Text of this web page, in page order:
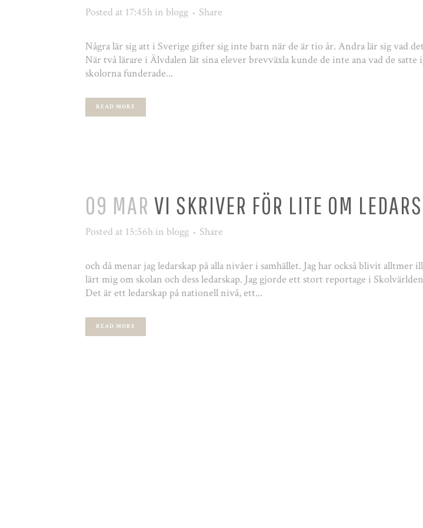
Posted at 17:45h in blogg Share
Några lär sig att i Sverige gifter sig inte barn när de är tio år. Andra lär sig vad
När två lärare i Älvdalen lät sina elever brevväxla kunde de inte ana vad de satte
skolorna funderade...
READ MORE
09 MAR VI SKRIVER FÖR LITE OM
Posted at 15:56h in blogg Share
och då menar jag ledarskap på alla nivåer i samhället. Jag har också blivit alltmer
lärt mig om skolan och dess ledarskap. Jag gjorde ett stort reportage i
Det är ett ledarskap på nationell nivå, ett...
READ MORE